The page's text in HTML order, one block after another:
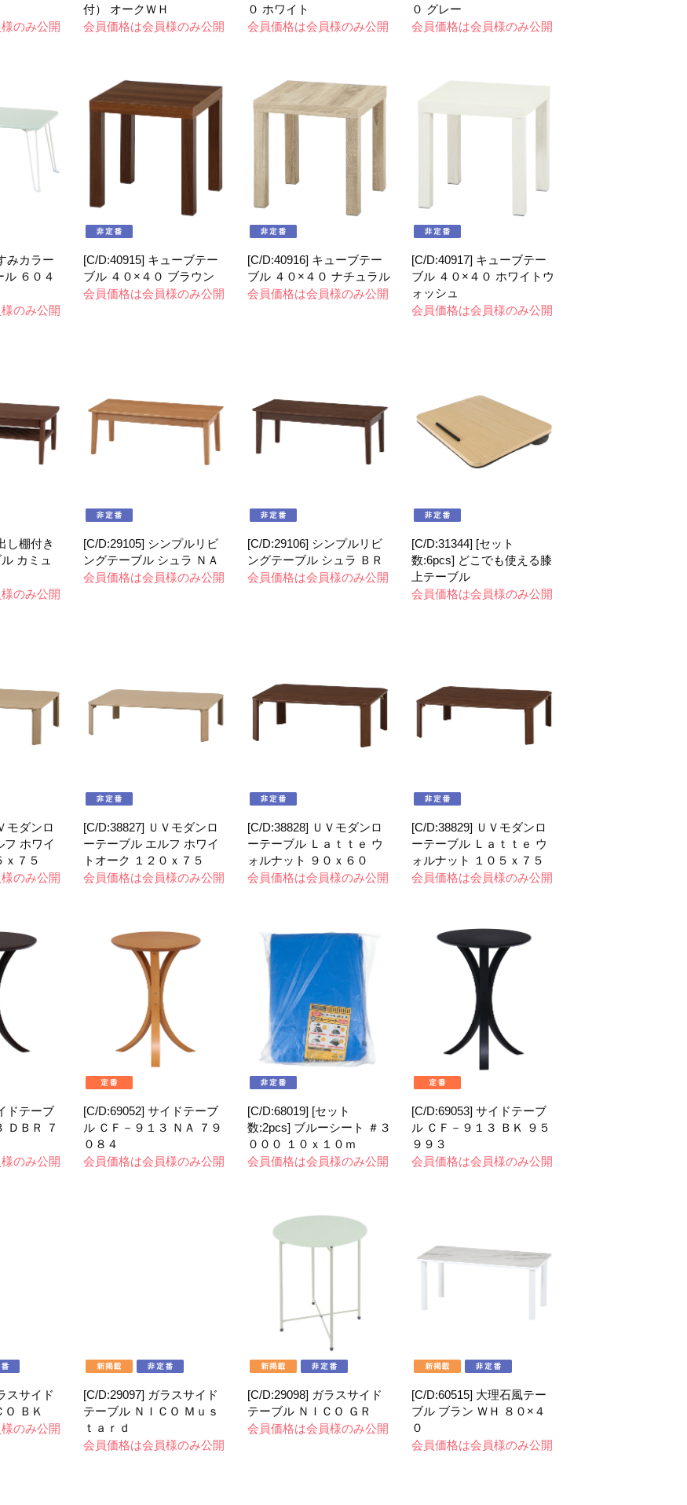
のみ公開
付） オークＷＨ
会員価格は会員様のみ公開
０ ホワイト
会員価格は会員様のみ公開
０ グレー
会員価格は会員様のみ公開
みカラー
ル ６０４
のみ公開
[C/D:40915] キューブテー
ブル ４０×４０ ブラウン
会員価格は会員様のみ公開
[C/D:40916] キューブテー
ブル ４０×４０ ナチュラル
会員価格は会員様のみ公開
[C/D:40917] キューブテー
ブル ４０×４０ ホワイトウ
ォッシュ
会員価格は会員様のみ公開
し棚付き
カミュ
のみ公開
[C/D:29105] シンプルリビ
ングテーブル シュラ ＮＡ
会員価格は会員様のみ公開
[C/D:29106] シンプルリビ
ングテーブル シュラ ＢＲ
会員価格は会員様のみ公開
[C/D:31344] [セット
数:6pcs] どこでも使える膝
上テーブル
会員価格は会員様のみ公開
モダンロ
フ ホワイ
ｘ７５
のみ公開
[C/D:38827] ＵＶモダンロ
ーテーブル エルフ ホワイ
トオーク １２０ｘ７５
会員価格は会員様のみ公開
[C/D:38828] ＵＶモダンロ
ーテーブル Ｌａｔｔｅ ウ
ォルナット ９０ｘ６０
会員価格は会員様のみ公開
[C/D:38829] ＵＶモダンロ
ーテーブル Ｌａｔｔｅ ウ
ォルナット １０５ｘ７５
会員価格は会員様のみ公開
ドテーブ
ＤＢＲ ７
のみ公開
[C/D:69052] サイドテーブ
ル ＣＦ－９１３ ＮＡ ７９
０８４
会員価格は会員様のみ公開
[C/D:68019] [セット
数:2pcs] ブルーシート ＃３
０００ １０ｘ１０ｍ
会員価格は会員様のみ公開
[C/D:69053] サイドテーブ
ル ＣＦ－９１３ ＢＫ ９５
９９３
会員価格は会員様のみ公開
スサイド
ＢＫ
のみ公開
[C/D:29097] ガラスサイド
テーブル ＮＩＣＯ Ｍｕｓ
ｔａｒｄ
会員価格は会員様のみ公開
[C/D:29098] ガラスサイド
テーブル ＮＩＣＯ ＧＲ
会員価格は会員様のみ公開
[C/D:60515] 大理石風テー
ブル ブラン ＷＨ ８０×４
０
会員価格は会員様のみ公開